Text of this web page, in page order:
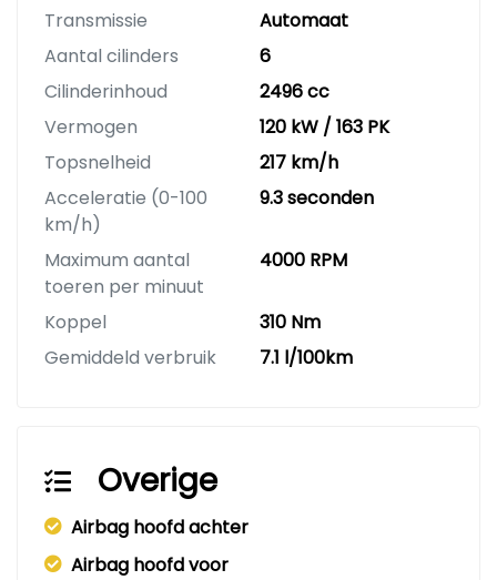
Transmissie
Automaat
Aantal cilinders
6
Cilinderinhoud
2496 cc
Vermogen
120 kW / 163 PK
Topsnelheid
217 km/h
Acceleratie (0-100
km/h)
9.3 seconden
Maximum aantal
toeren per minuut
4000 RPM
Koppel
310 Nm
Gemiddeld verbruik
7.1 l/100km
Overige
Airbag hoofd achter
Airbag hoofd voor